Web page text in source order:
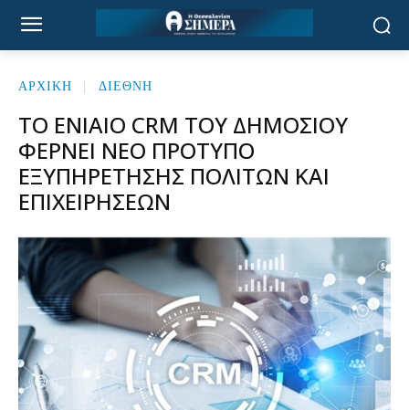
ΑΡΧΙΚΉ ΔΙΕΘΝΗ
ΤΟ ΕΝΙΑΊΟ CRM ΤΟΥ ΔΗΜΟΣΊΟΥ
ΦΈΡΝΕΙ ΝΈΟ ΠΡΌΤΥΠΟ
ΕΞΥΠΗΡΈΤΗΣΗΣ ΠΟΛΙΤΏΝ ΚΑΙ
ΕΠΙΧΕΙΡΉΣΕΩΝ